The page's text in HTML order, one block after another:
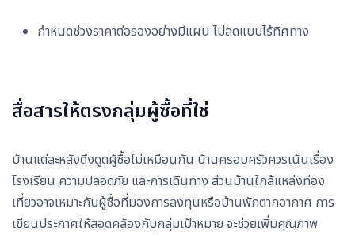
กำหนดช่วงราคาต่อรองอย่างมีแผน ไม่ลดแบบไร้ทิศทาง
สื่อสารให้ตรงกลุ่มผู้ซื้อที่ใช่
บ้านแต่ละหลังดึงดูดผู้ซื้อไม่เหมือนกัน บ้านครอบครัวควรเน้นเรื่อง
โรงเรียน ความปลอดภัย และการเดินทาง ส่วนบ้านใกล้แหล่งท่อง
เที่ยวอาจเหมาะกับผู้ซื้อที่มองการลงทุนหรือบ้านพักตากอากาศ การ
เขียนประกาศให้สอดคล้องกับกลุ่มเป้าหมาย จะช่วยเพิ่มคุณภาพ